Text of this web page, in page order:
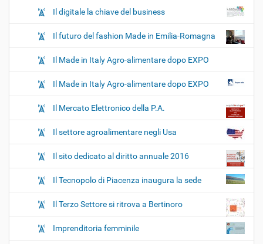
Il digitale la chiave del business
Il futuro del fashion Made in Emilia-Romagna
Il Made in Italy Agro-alimentare dopo EXPO
Il Made in Italy Agro-alimentare dopo EXPO
Il Mercato Elettronico della P.A.
Il settore agroalimentare negli Usa
Il sito dedicato al diritto annuale 2016
Il Tecnopolo di Piacenza inaugura la sede
Il Terzo Settore si ritrova a Bertinoro
Imprenditoria femminile